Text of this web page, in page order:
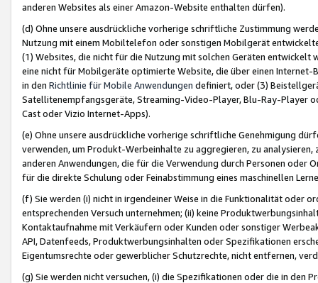
anderen Websites als einer Amazon-Website enthalten dürfen).
(d) Ohne unsere ausdrückliche vorherige schriftliche Zustimmung
Nutzung mit einem Mobiltelefon oder sonstigen Mobilgerät
(1) Websites, die nicht für die Nutzung mit solchen Geräten
eine nicht für Mobilgeräte optimierte Website, die über einen
in den Richtlinie für Mobile Anwendungen definiert, oder (3)
Satellitenempfangsgeräte, Streaming-Video-Player, Blu-Ray-Player
Cast oder Vizio Internet-Apps).
(e) Ohne unsere ausdrückliche vorherige schriftliche Genehmigung
verwenden, um Produkt-Werbeinhalte zu aggregieren, zu
anderen Anwendungen, die für die Verwendung durch Personen
für die direkte Schulung oder Feinabstimmung eines maschinellen
(f) Sie werden (i) nicht in irgendeiner Weise in die Funktionalität oder
entsprechenden Versuch unternehmen; (ii) keine
Kontaktaufnahme mit Verkäufern oder Kunden oder sonstiger
API, Datenfeeds, Produktwerbungsinhalten oder Spezifikationen
Eigentumsrechte oder gewerblicher Schutzrechte, nicht entfernen,
(g) Sie werden nicht versuchen, (i) die Spezifikationen oder die in